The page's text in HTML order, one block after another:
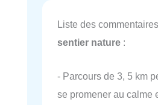
Liste des commentaires
sentier nature :
- Parcours de 3, 5 km
se promener au calme